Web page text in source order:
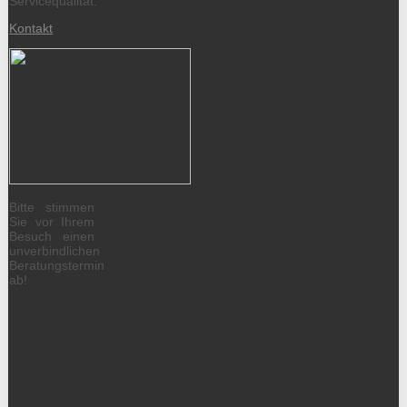
Kontakt
Bitte stimmen
Sie vor Ihrem
Besuch einen
unverbindlichen
Beratungstermin
ab!